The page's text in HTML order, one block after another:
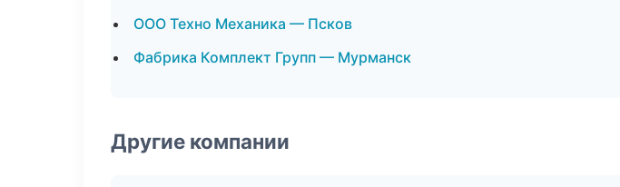
ООО Техно Механика — Псков
Фабрика Комплект Групп — Мурманск
Другие компании